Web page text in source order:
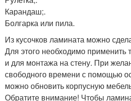
Карандаш;.
Болгарка или пила.
Из кусочков ламината можно
Для этого необходимо применить
и для монтажа на стену. При
свободного времени с помощью
можно обновить корпусную
Обратите внимание! Чтобы